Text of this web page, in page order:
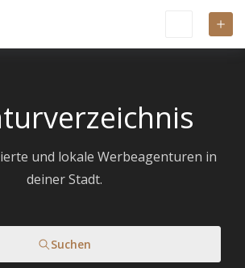
und lokale Werbeagenturen in
deiner Stadt.
Suchen